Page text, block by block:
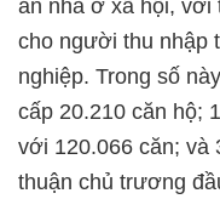
án nhà ở xã hội, với
cho người thu nhập
nghiệp. Trong số
cấp 20.210 căn hộ;
với 120.066 căn; và
thuận chủ trương